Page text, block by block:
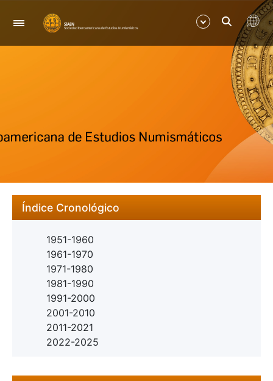
Navegació
Mostra/Amaga
Índice Cronológico
1951-1960
1961-1970
1971-1980
1981-1990
1991-2000
2001-2010
2011-2021
2022-2025